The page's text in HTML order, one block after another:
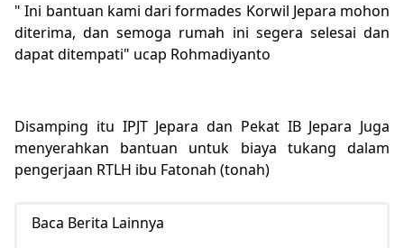
" Ini bantuan kami dari formades Korwil Jepara mohon
diterima, dan semoga rumah ini segera selesai dan
dapat ditempati" ucap Rohmadiyanto
Disamping itu IPJT Jepara dan Pekat IB Jepara Juga
menyerahkan bantuan untuk biaya tukang dalam
pengerjaan RTLH ibu Fatonah (tonah)
Baca Berita Lainnya